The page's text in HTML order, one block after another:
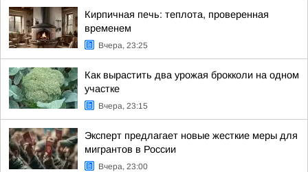
Кирпичная печь: теплота, проверенная
временем
Вчера, 23:25
Как вырастить два урожая брокколи на одном
участке
Вчера, 23:15
Эксперт предлагает новые жесткие меры для
мигрантов в России
Вчера, 23:00